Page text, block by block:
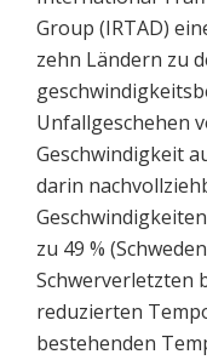
Group (IRTAD)
zehn Ländern zu
Unfallgeschehen
Geschwindigkeit
darin
zu 49 %
Schwerverletzten
reduzierten
bestehenden